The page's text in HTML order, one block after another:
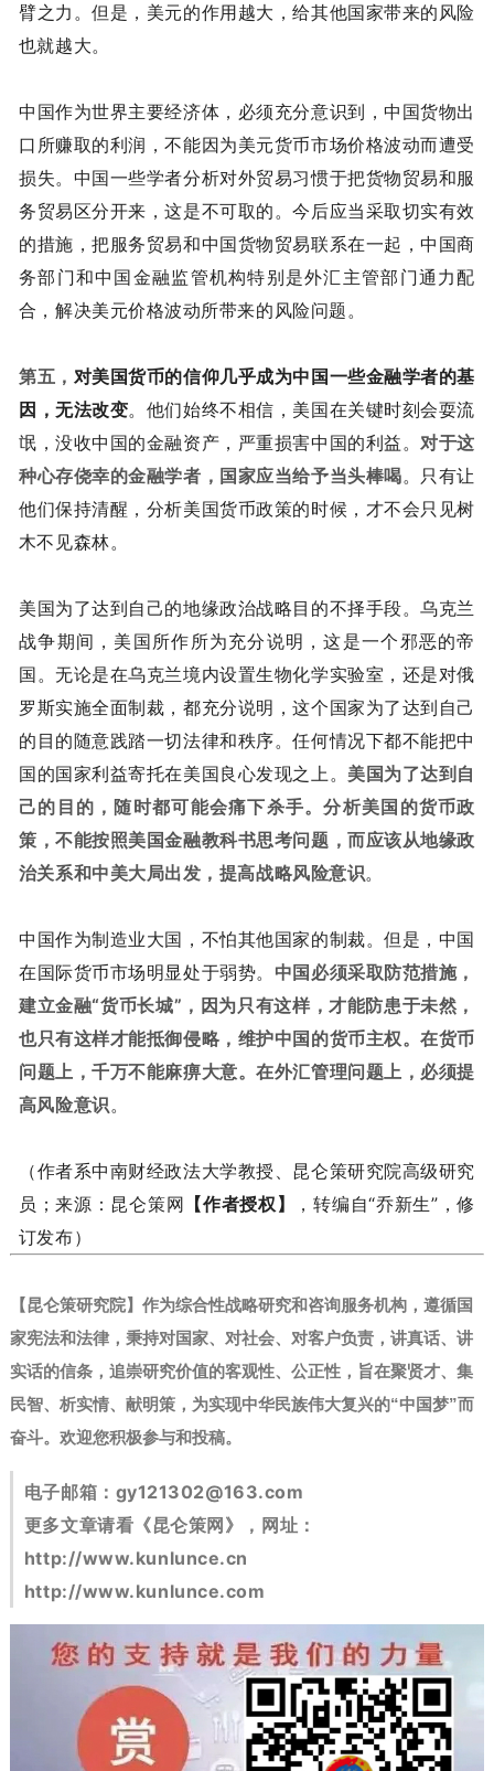
臂之力。但是，美元的作用越大，给其他国家带来的风险
也就越大。
中国作为世界主要经济体，必须充分意识到，中国货物出
口所赚取的利润，不能因为美元货币市场价格波动而遭受
损失。中国一些学者分析对外贸易习惯于把货物贸易和服
务贸易区分开来，这是不可取的。今后应当采取切实有效
的措施，把服务贸易和中国货物贸易联系在一起，中国商
务部门和中国金融监管机构特别是外汇主管部门通力配
合，解决美元价格波动所带来的风险问题。
第五， 对美国货币的信仰几乎成为中国一些金融学者的基
因，无法改变。他们始终不相信，美国在关键时刻会耍流
氓，没收中国的金融资产，严重损害中国的利益。对于这
种心存侥幸的金融学者，国家应当给予当头棒喝。只有让
他们保持清醒，分析美国货币政策的时候，才不会只见树
木不见森林。
美国为了达到自己的地缘政治战略目的不择手段。乌克兰
战争期间，美国所作所为充分说明，这是一个邪恶的帝
国。无论是在乌克兰境内设置生物化学实验室，还是对俄
罗斯实施全面制裁，都充分说明，这个国家为了达到自己
的目的随意践踏一切法律和秩序。任何情况下都不能把中
国的国家利益寄托在美国良心发现之上。 美国为了达到自
己的目的，随时都可能会痛下杀手。分析美国的货币政
策，不能按照美国金融教科书思考问题，而应该从地缘政
治关系和中美大局出发，提高战略风险意识。
中国作为制造业大国，不怕其他国家的制裁。但是，中国
在国际货币市场明显处于弱势。 中国必须采取防范措施，
建立金融“货币长城”，因为只有这样，才能防患于未然，
也只有这样才能抵御侵略，维护中国的货币主权。在货币
问题上，千万不能麻痹大意。在外汇管理问题上，必须提
高风险意识。
（作者系中南财经政法大学教授、昆仑策研究院高级研究
员；来源：昆仑策网 【作者授权】
，转编自“乔新生”，修
订发布）
【昆仑策研究院】作为综合性战略研究和咨询服务机构，遵循国
家宪法和法律，秉持对国家、对社会、对客户负责，讲真话、讲
实话的信条，追崇研究价值的客观性、公正性，旨在聚贤才、集
民智、析实情、献明策，为实现中华民族伟大复兴的“中国梦”而
奋斗。 欢迎您积极参与和投稿。
电子邮箱： gy121302@163.com
更多文章请看《昆仑策网》，网址：
http://www.kunlunce.cn
http://www.kunlunce.com